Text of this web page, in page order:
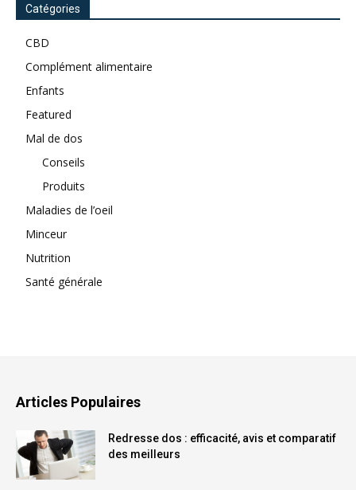
Catégories
CBD
Complément alimentaire
Enfants
Featured
Mal de dos
Conseils
Produits
Maladies de l’oeil
Minceur
Nutrition
Santé générale
Articles Populaires
Redresse dos : efficacité, avis et comparatif
des meilleurs